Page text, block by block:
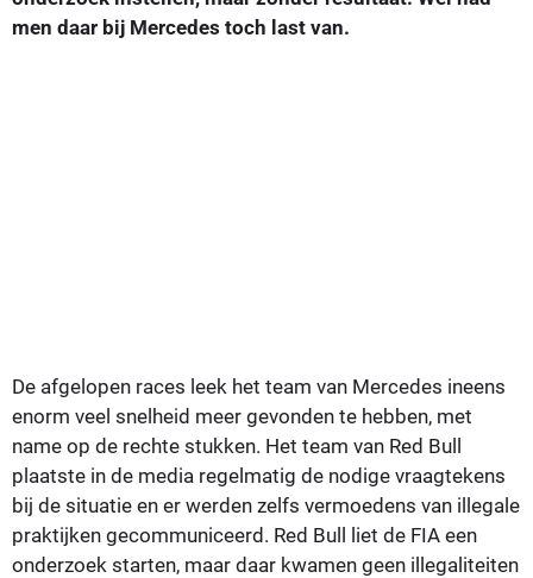
men daar bij Mercedes toch last van.
De afgelopen races leek het team van Mercedes ineens
enorm veel snelheid meer gevonden te hebben, met
name op de rechte stukken. Het team van Red Bull
plaatste in de media regelmatig de nodige vraagtekens
bij de situatie en er werden zelfs vermoedens van illegale
praktijken gecommuniceerd. Red Bull liet de FIA een
onderzoek starten, maar daar kwamen geen illegaliteiten